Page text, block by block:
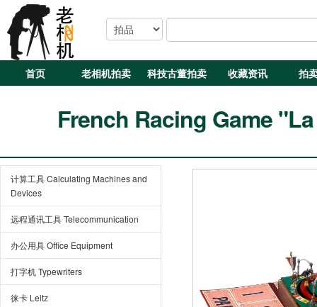
首页 老相机拍卖 科技古董拍卖 收藏资讯 拍
French Racing Game
计算工具 Calculating Machines and
Devices
远程通讯工具 Telecommunication
办公用具 Office Equipment
打字机 Typewriters
徕卡 Leitz